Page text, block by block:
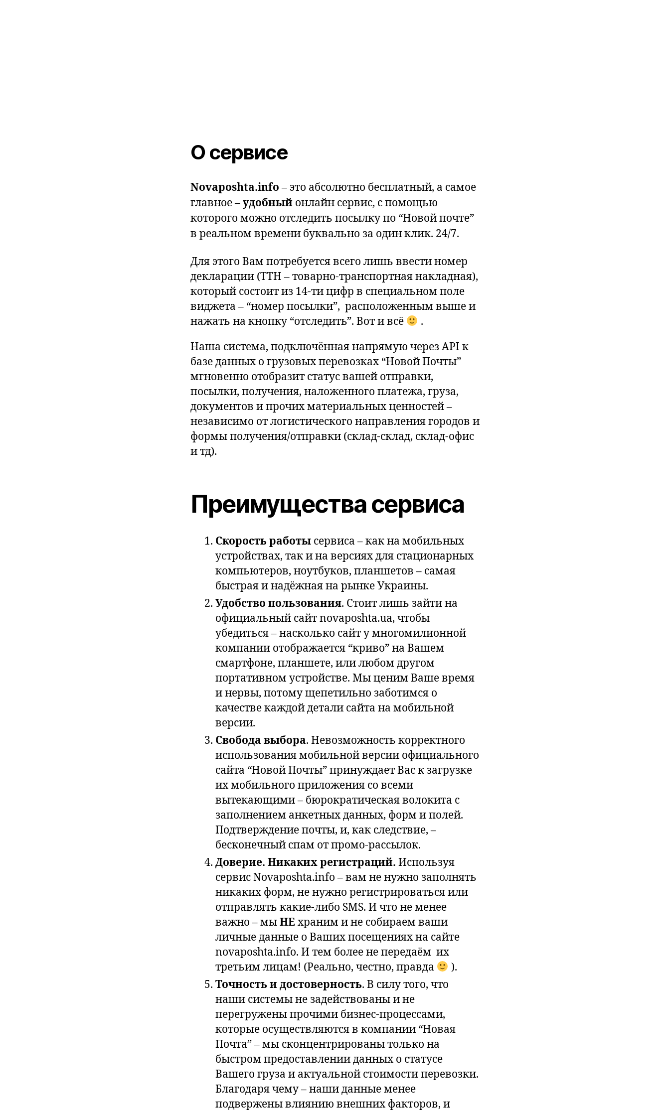
О сервисе
Novaposhta.info– это абсолютно бесплатный, а самое
главное –удобный онлайн сервис, с помощью
которого можно отследить посылку по “Новой почте”
в реальном времени буквально за один клик. 24/7.
Для этого Вам потребуется всего лишь ввести номер
декларации (ТТН – товарно-транспортная накладная),
который состоит из 14-ти цифр в специальном поле
виджета – “номер посылки”, расположенным выше и
нажать на кнопку “отследить”. Вот и всё
.
Наша система, подключённая напрямую через API к
базе данных о грузовых перевозках “Новой Почты”
мгновенно отобразит статус вашей отправки,
посылки, получения, наложенного платежа, груза,
документов и прочих материальных ценностей –
независимо от логистического направления городов и
формы получения/отправки (склад-склад, склад-офис
и тд).
Преимущества сервиса
Скорость работы сервиса – как на мобильных
устройствах, так и на версиях для стационарных
компьютеров, ноутбуков, планшетов – самая
быстрая и надёжная на рынке Украины.
Удобство пользования. Стоит лишь зайти на
официальный сайт novaposhta.ua, чтобы
убедиться – насколько сайт у многомилионной
компании отображается “криво” на Вашем
смартфоне, планшете, или любом другом
портативном устройстве. Мы ценим Ваше время
и нервы, потому щепетильно заботимся о
качестве каждой детали сайта на мобильной
версии.
Свобода выбора. Невозможность корректного
использования мобильной версии официального
сайта “Новой Почты” принуждает Вас к загрузке
их мобильного приложения со всеми
вытекающими – бюрократическая волокита с
заполнением анкетных данных, форм и полей.
Подтверждение почты, и, как следствие, –
бесконечный спам от промо-рассылок.
Доверие. Никаких регистраций. Используя
сервис Novaposhta.info – вам не нужно заполнять
никаких форм, не нужно регистрироваться или
отправлять какие-либо SMS. И что не менее
важно – мыНЕ храним и не собираем ваши
личные данные о Ваших посещениях на сайте
novaposhta.info. И тем более не передаём их
третьим лицам! (Реально, честно, правда
).
Точность и достоверность. В силу того, что
наши системы не задействованы и не
перегружены прочими бизнес-процессами,
которые осуществляются в компании “Новая
Почта” – мы сконцентрированы только на
быстром предоставлении данных о статусе
Вашего груза и актуальной стоимости перевозки.
Благодаря чему – наши данные менее
подвержены влиянию внешних факторов, и